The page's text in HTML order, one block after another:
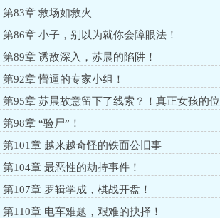
第83章 救场如救火
第86章 小子，别以为就你会障眼法！
第89章 诱敌深入，苏晨的陷阱！
第92章 懵逼的专家小组！
第95章 苏晨故意留下了线索？！真正女孩的位
置！
第98章 “验尸”！
第101章 越来越奇怪的铁面公旧事
第104章 最恶性的劫持事件！
第107章 罗辑学成，棋战开盘！
第110章 电车难题，艰难的抉择！